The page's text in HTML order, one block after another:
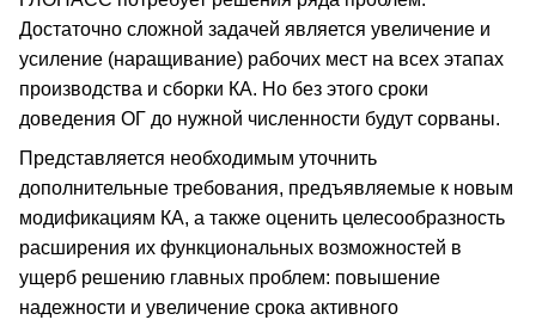
Достаточно сложной задачей является увеличение и
усиление (наращивание) рабочих мест на всех этапах
производства и сборки КА. Но без этого сроки
доведения ОГ до нужной численности будут сорваны.
Представляется необходимым уточнить
дополнительные требования, предъявляемые к новым
модификациям КА, а также оценить целесообразность
расширения их функциональных возможностей в
ущерб решению главных проблем: повышение
надежности и увеличение срока активного